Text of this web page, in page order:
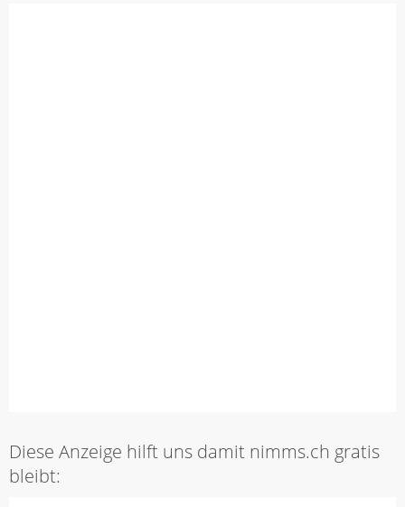
Diese Anzeige hilft uns damit nimms.ch gratis
bleibt: